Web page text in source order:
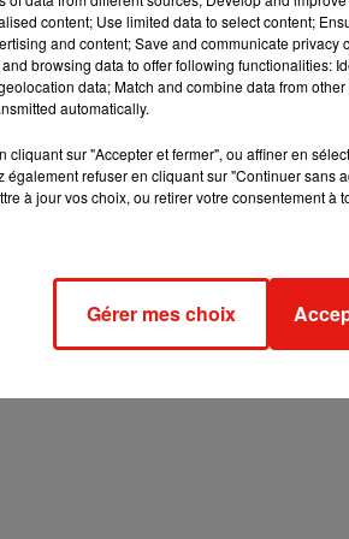
de« gros moments de creuxà
les tribunes aussi, le public peut mieux
régulièrement,qu’elle soit plus forte. »
immédiatement dans l’élite.
de trop grosses difficultés la
et faire de meilleurs choix que
affrontera le stade rennaispour son
la saison prochaine
content; Use limited data to select content;
and content; Save and communicate
browsing data to offer following functionalities:
data; Match and combine data from
automatically.
cliquant sur "Accepter et fermer", ou affiner en
également refuser en cliquant sur "Continuer sans
à jour vos choix, ou retirer votre consentement à
Gérer mes choix